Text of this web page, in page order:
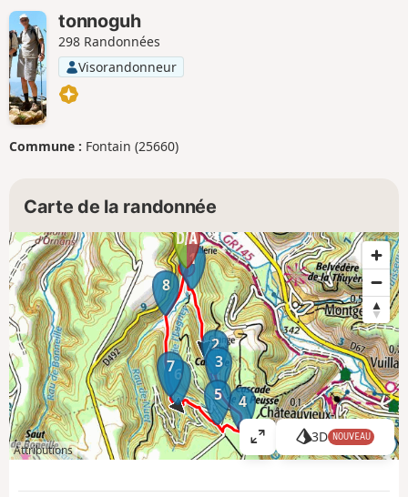
tonnoguh
298 Randonnées
Visorandonneur
Commune : Fontain (25660)
Carte de la randonnée
1
2
3
4
5
6
7
8
Attributions
A
ff
3D NOUVEAU